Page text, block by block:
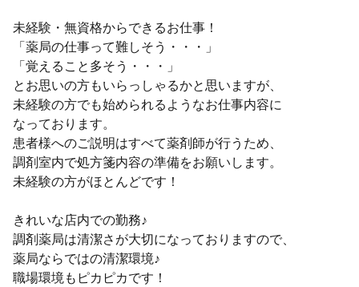
未経験・無資格からできるお仕事！
「薬局の仕事って難しそう・・・」
「覚えること多そう・・・」
とお思いの方もいらっしゃるかと思いますが、
未経験の方でも始められるようなお仕事内容に
なっております。
患者様へのご説明はすべて薬剤師が行うため、
調剤室内で処方箋内容の準備をお願いします。
未経験の方がほとんどです！
きれいな店内での勤務♪
調剤薬局は清潔さが大切になっておりますので、
薬局ならではの清潔環境♪
職場環境もピカピカです！